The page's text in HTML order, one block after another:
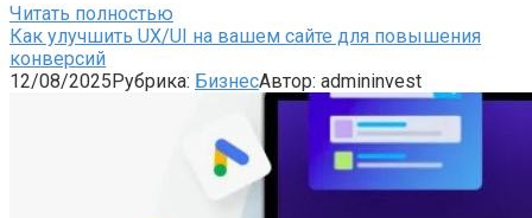
Читать полностью
Как улучшить UX/UI на вашем сайте для повышения
конверсий
12/08/2025Рубрика: БизнесАвтор: admininvest